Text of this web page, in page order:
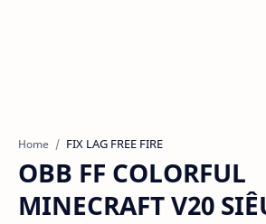
Home FIX LAG FREE FIRE
OBB FF COLORFUL
MINECRAFT V20